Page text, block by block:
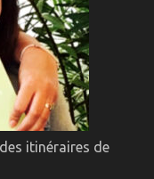
itinéraires de